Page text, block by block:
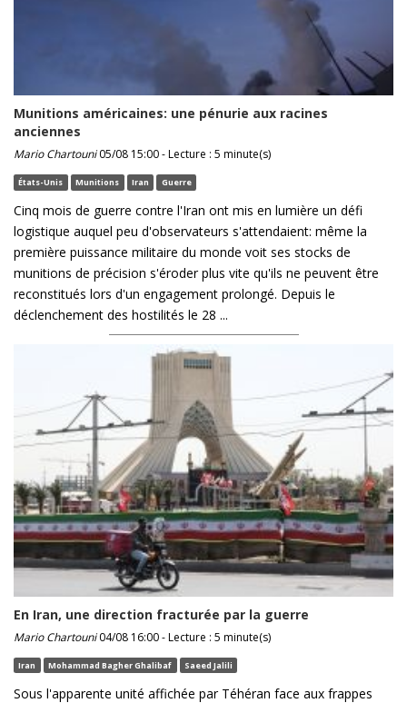
Munitions américaines: une pénurie aux racines
anciennes
Mario Chartouni05/08 15:00 - Lecture : 5 minute(s)
États-Unis Munitions Iran Guerre
Cinq mois de guerre contre l'Iran ont mis en lumière un défi
logistique auquel peu d'observateurs s'attendaient: même la
première puissance militaire du monde voit ses stocks de
munitions de précision s'éroder plus vite qu'ils ne peuvent être
reconstitués lors d'un engagement prolongé. Depuis le
déclenchement des hostilités le 28 ...
En Iran, une direction fracturée par la guerre
Mario Chartouni04/08 16:00 - Lecture : 5 minute(s)
Iran Mohammad Bagher Ghalibaf Saeed Jalili
Sous l'apparente unité affichée par Téhéran face aux frappes